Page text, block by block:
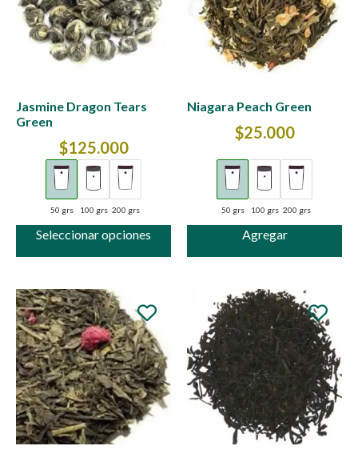
Jasmine Dragon Tears
Green
$125.000
Seleccionar opciones
50 grs 100 grs 200 grs
Niagara Peach Green
$25.000
Agregar
50 grs 100 grs 200 grs